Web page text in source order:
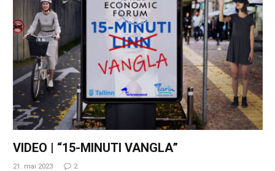
VIDEO | “15-MINUTI VANGLA”
21. mai 2023 2